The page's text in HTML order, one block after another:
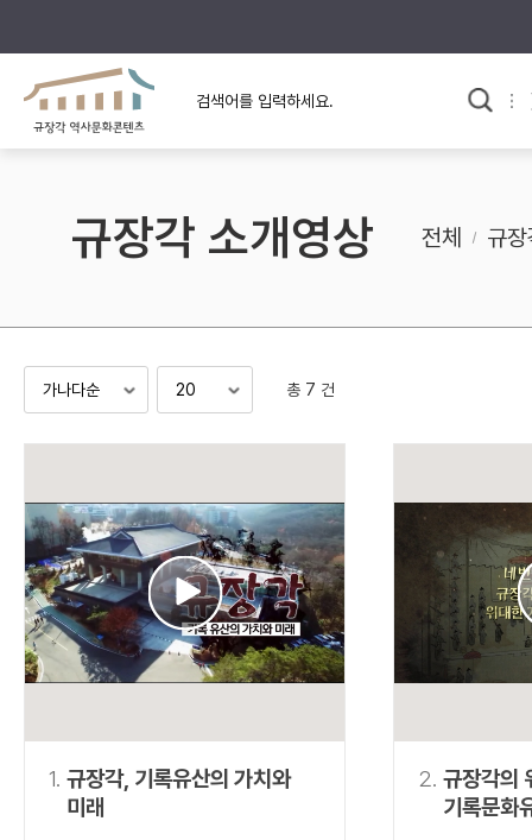
규장각의 어제와 오늘
규장각 소개영상
사료와 문학으로 본
고대
고려
조선 후기
검색 연산자 사용안내
연산자 사용 예
AND 정조 AND 정약용
“정조”와 “정약
색
OR 정조 OR 정약용 “정조” 또는 “
동시에 여러 개의 연산자를 사용할 수 있습니다.
규장각 소개영상 전체 규
총 7 건
1. 규장각, 기록유산의 가치와
미래
2. 규장각의
기록문화